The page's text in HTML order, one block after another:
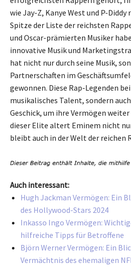
wie Jay-Z, Kanye West und P-
Spitze der Liste der reichsten
und Oscar-prämierten Musiker
innovative Musik und
hat nicht nur durch seine Musik,
Partnerschaften im
gewonnen. Diese Rap-Legenden
musikalisches Talent, sondern
Geschick, um ihre Vermögen
dieser Elite altert Eminem nicht
bleibt auch in der Welt der reichen
Auch interessant:
Hugh Jackman Vermögen: Ein
des Hollywood-Stars 2024
Inkasso Ingo Vermögen:
hilfreiche Tipps für Betroffene
Björn Werner Vermögen: Ein
Vermächtnis des ehemaligen